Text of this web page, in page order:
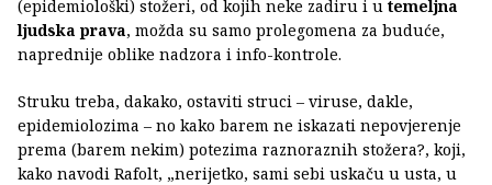
(epidemiološki) stožeri, od kojih neke zadiru i u temeljna
ljudska prava, možda su samo prolegomena za buduće,
naprednije oblike nadzora i info-kontrole.
Struku treba, dakako, ostaviti struci – viruse, dakle,
epidemiolozima – no kako barem ne iskazati nepovjerenje
prema (barem nekim) potezima raznoraznih stožera?, koji,
kako navodi Rafolt, „nerijetko, sami sebi uskaču u usta, u